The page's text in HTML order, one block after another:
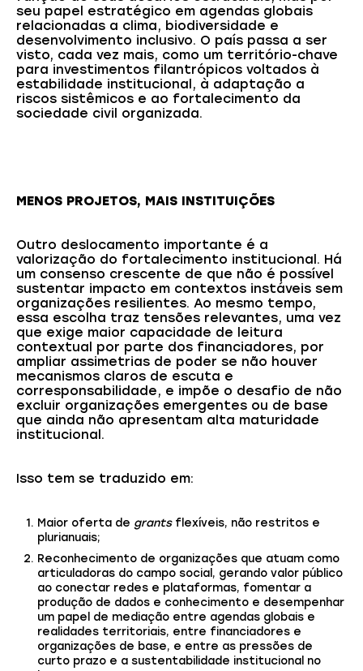
seu papel estratégico em agendas globais
relacionadas a clima, biodiversidade e
desenvolvimento inclusivo. O país passa a ser
visto, cada vez mais, como um território-chave
para investimentos filantrópicos voltados à
estabilidade institucional, à adaptação a
riscos sistêmicos e ao fortalecimento da
sociedade civil organizada.
MENOS PROJETOS, MAIS INSTITUIÇÕES
Outro deslocamento importante é a
valorização do fortalecimento institucional. Há
um consenso crescente de que não é possível
sustentar impacto em contextos instáveis sem
organizações resilientes. Ao mesmo tempo,
essa escolha traz tensões relevantes, uma vez
que exige maior capacidade de leitura
contextual por parte dos financiadores, por
ampliar assimetrias de poder se não houver
mecanismos claros de escuta e
corresponsabilidade, e impõe o desafio de não
excluir organizações emergentes ou de base
que ainda não apresentam alta maturidade
institucional.
Isso tem se traduzido em:
Maior oferta de grants flexíveis, não restritos e
plurianuais;
Reconhecimento de organizações que atuam como
articuladoras do campo social, gerando valor público
ao conectar redes e plataformas, fomentar a
produção de dados e conhecimento e desempenhar
um papel de mediação entre agendas globais e
realidades territoriais, entre financiadores e
organizações de base, e entre as pressões de
curto prazo e a sustentabilidade institucional no